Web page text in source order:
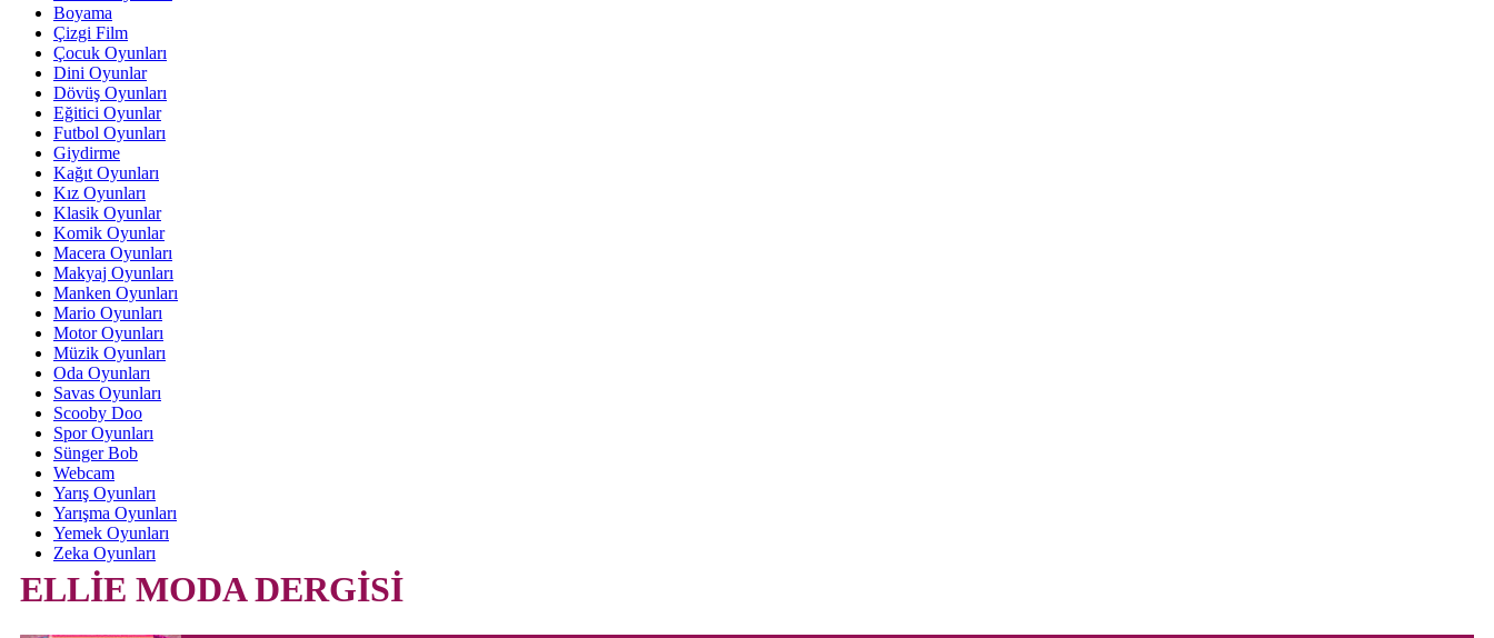
Boyama
Çizgi Film
Çocuk Oyunları
Dini Oyunlar
Dövüş Oyunları
Eğitici Oyunlar
Futbol Oyunları
Giydirme
Kağıt Oyunları
Kız Oyunları
Klasik Oyunlar
Komik Oyunlar
Macera Oyunları
Makyaj Oyunları
Manken Oyunları
Mario Oyunları
Motor Oyunları
Müzik Oyunları
Oda Oyunları
Savas Oyunları
Scooby Doo
Spor Oyunları
Sünger Bob
Webcam
Yarış Oyunları
Yarışma Oyunları
Yemek Oyunları
Zeka Oyunları
ELLİE MODA DERGİSİ